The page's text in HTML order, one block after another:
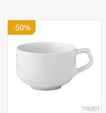
Tafeln
Berufsbekleidung
-50%
156301